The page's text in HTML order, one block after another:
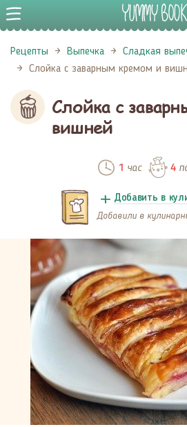
Рецепты Выпечка
Сладкая
Слойка с заварным кремом и
Слойка с
вишней
1 час 4
Добавить в
Добавили в